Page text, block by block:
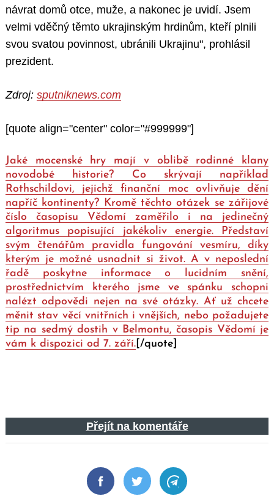
návrat domů otce, muže, a nakonec je uvidí. Jsem
velmi vděčný těmto ukrajinským hrdinům, kteří plnili
svou svatou povinnost, ubránili Ukrajinu", prohlásil
prezident.
Zdroj: sputniknews.com
[quote align="center" color="#999999"]
Jaké mocenské hry mají v oblibě rodinné klany
novodobé historie? Co skrývají například
Rothschildovi, jejichž finanční moc ovlivňuje dění
napříč kontinenty? Kromě těchto otázek se zářijové
číslo časopisu Vědomí zaměřilo i na jedinečný
algoritmus popisující jakékoliv energie. Představí
svým čtenářům pravidla fungování vesmíru, díky
kterým je možné usnadnit si život. A v neposlední
řadě poskytne informace o lucidním snění,
prostřednictvím kterého jsme ve spánku schopni
nalézt odpovědi nejen na své otázky. Ať už chcete
měnit stav věcí vnitřních i vnějších, nebo požadujete
tip na sedmý dostih v Belmontu, časopis Vědomí je
vám k dispozici od 7. září. [/quote]
Přejít na komentáře
FacebookTwitter Telegram